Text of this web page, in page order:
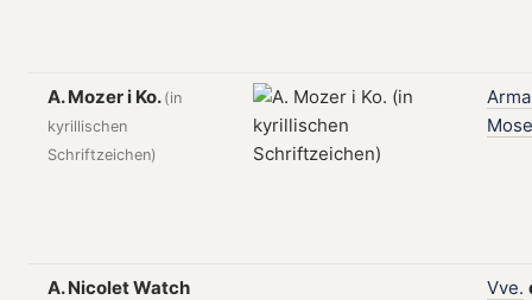
A. Mozer i Ko. (in
kyrillischen
Schriftzeichen)
A. Nicolet Watch Vve.